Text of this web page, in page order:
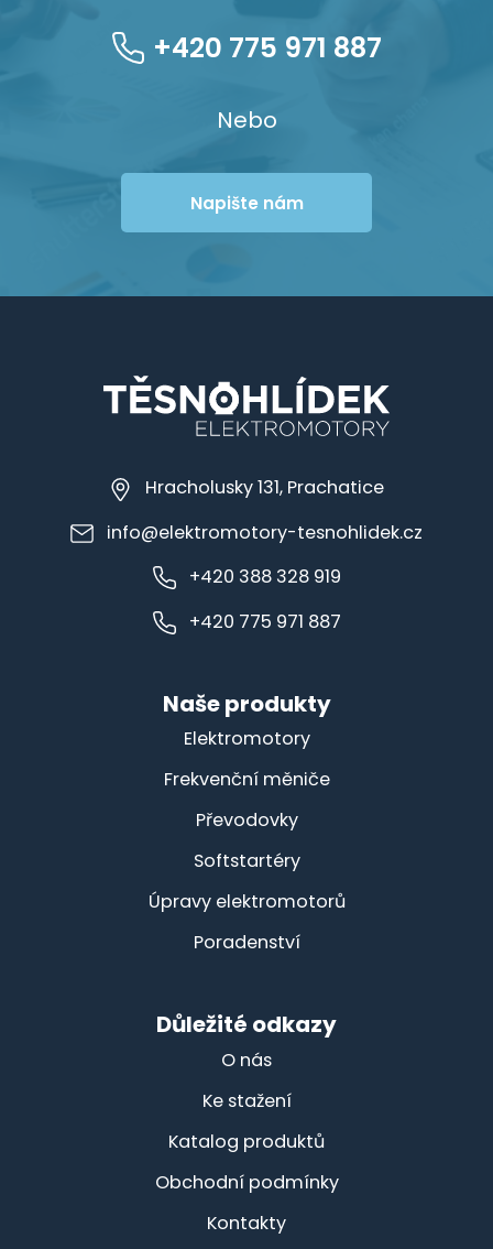
+420 775 971 887
Nebo
Napište nám
Hracholusky 131, Prachatice
info@elektromotory-tesnohlidek.cz
+420 388 328 919
+420 775 971 887
Naše produkty
Elektromotory
Frekvenční měniče
Převodovky
Softstartéry
Úpravy elektromotorů
Poradenství
Důležité odkazy
O nás
Ke stažení
Katalog produktů
Obchodní podmínky
Kontakty